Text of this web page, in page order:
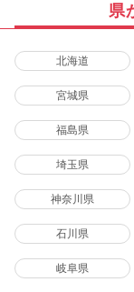
県
北海道
宮城県
福島県
埼玉県
神奈川県
石川県
岐阜県